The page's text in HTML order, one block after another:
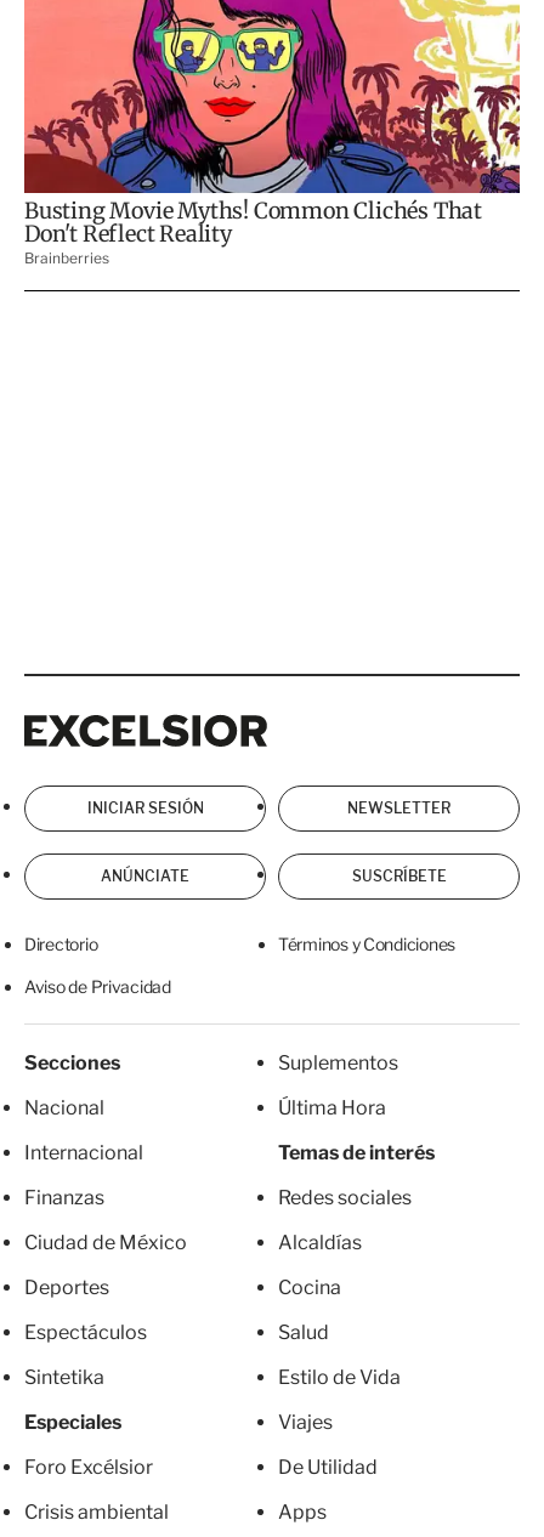
INICIAR SESIÓN NEWSLETTER
ANÚNCIATE SUSCRÍBETE
Directorio Términos y Condiciones
Aviso de Privacidad
Secciones
Nacional
Internacional
Finanzas
Ciudad de México
Deportes
Espectáculos
Sintetika
Especiales
Foro Excélsior
Crisis ambiental
Suplementos
Última Hora
Temas de interés
Redes sociales
Alcaldías
Cocina
Salud
Estilo de Vida
Viajes
De Utilidad
Apps